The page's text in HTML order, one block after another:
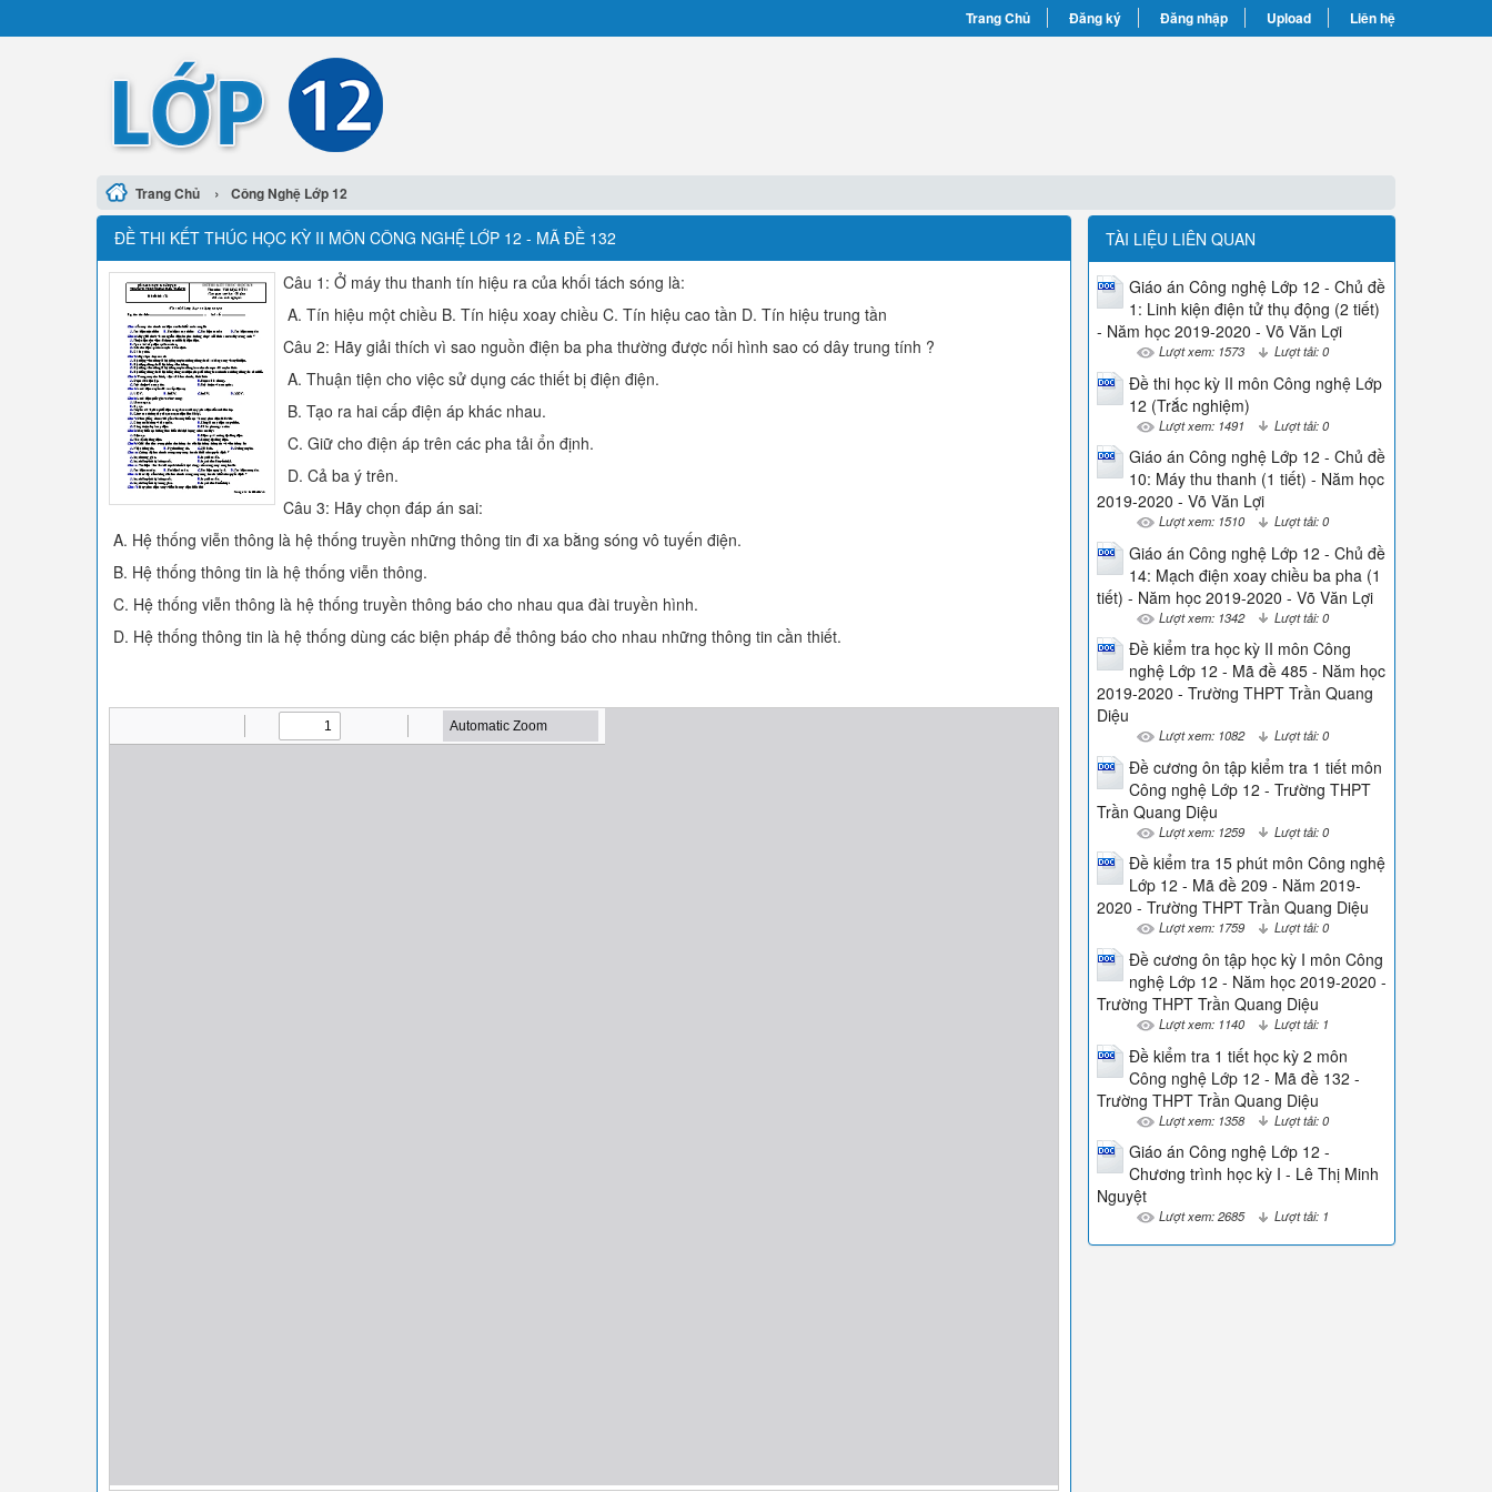
Trang Chủ Đăng ký Đăng nhập Upload Liên hệ
Trang Chủ › Công Nghệ Lớp 12
ĐỀ THI KẾT THÚC HỌC KỲ II MÔN CÔNG NGHỆ LỚP 12 - MÃ ĐỀ 132
Câu 1: Ở máy thu thanh tín hiệu ra của khối tách sóng là:
A. Tín hiệu một chiều B. Tín hiệu xoay chiều C. Tín hiệu cao tần D. Tín hiệu trung tần
Câu 2: Hãy giải thích vì sao nguồn điện ba pha thường được nối hình sao có dây trung tính ?
A. Thuận tiện cho việc sử dụng các thiết bị điện điện.
B. Tạo ra hai cấp điện áp khác nhau.
C. Giữ cho điện áp trên các pha tải ổn định.
D. Cả ba ý trên.
Câu 3: Hãy chọn đáp án sai:
A. Hệ thống viễn thông là hệ thống truyền những thông tin đi xa bằng sóng vô tuyến điện.
B. Hệ thống thông tin là hệ thống viễn thông.
C. Hệ thống viễn thông là hệ thống truyền thông báo cho nhau qua đài truyền hình.
D. Hệ thống thông tin là hệ thống dùng các biện pháp để thông báo cho nhau những thông tin cần thiết.
TÀI LIỆU LIÊN QUAN
Giáo án Công nghệ Lớp 12 - Chủ đề
1: Linh kiện điện tử thụ động (2 tiết)
- Năm học 2019-2020 - Võ Văn Lợi
Lượt xem: 1573 Lượt tải: 0
Đề thi học kỳ II môn Công nghệ Lớp
12 (Trắc nghiệm)
Lượt xem: 1491 Lượt tải: 0
Giáo án Công nghệ Lớp 12 - Chủ đề
10: Máy thu thanh (1 tiết) - Năm học
2019-2020 - Võ Văn Lợi
Lượt xem: 1510 Lượt tải: 0
Giáo án Công nghệ Lớp 12 - Chủ đề
14: Mạch điện xoay chiều ba pha (1
tiết) - Năm học 2019-2020 - Võ Văn Lợi
Lượt xem: 1342 Lượt tải: 0
Đề kiểm tra học kỳ II môn Công
nghệ Lớp 12 - Mã đề 485 - Năm học
2019-2020 - Trường THPT Trần Quang
Diệu
Lượt xem: 1082 Lượt tải: 0
Đề cương ôn tập kiểm tra 1 tiết môn
Công nghệ Lớp 12 - Trường THPT
Trần Quang Diệu
Lượt xem: 1259 Lượt tải: 0
Đề kiểm tra 15 phút môn Công nghệ
Lớp 12 - Mã đề 209 - Năm 2019-
2020 - Trường THPT Trần Quang Diệu
Lượt xem: 1759 Lượt tải: 0
Đề cương ôn tập học kỳ I môn Công
nghệ Lớp 12 - Năm học 2019-2020 -
Trường THPT Trần Quang Diệu
Lượt xem: 1140 Lượt tải: 1
Đề kiểm tra 1 tiết học kỳ 2 môn
Công nghệ Lớp 12 - Mã đề 132 -
Trường THPT Trần Quang Diệu
Lượt xem: 1358 Lượt tải: 0
Giáo án Công nghệ Lớp 12 -
Chương trình học kỳ I - Lê Thị Minh
Nguyệt
Lượt xem: 2685 Lượt tải: 1